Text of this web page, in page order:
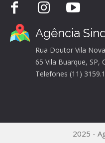
Agência
Rua Doutor Vila
65 Vila Buarque, SP,
Telefones (11)
2025 -